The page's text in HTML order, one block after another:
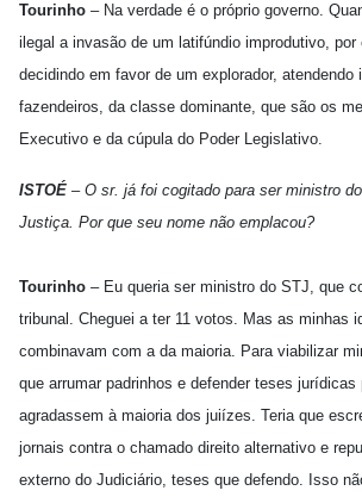
Tourinho – Na verdade é o próprio governo.
ilegal a invasão de um latifúndio improdutivo, por
decidindo em favor de um explorador, atendendo
fazendeiros, da classe dominante, que são os
Executivo e da cúpula do Poder Legislativo.
ISTOÉ – O sr. já foi cogitado para ser ministro
Justiça. Por que seu nome não emplacou?
Tourinho – Eu queria ser ministro do STJ, que
tribunal. Cheguei a ter 11 votos. Mas as minhas
combinavam com a da maioria. Para viabilizar
que arrumar padrinhos e defender teses jurídicas
agradassem à maioria dos juiízes. Teria que
jornais contra o chamado direito alternativo e
externo do Judiciário, teses que defendo. Isso